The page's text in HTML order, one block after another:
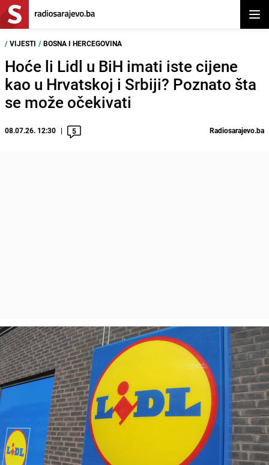
/ VIJESTI / BOSNA I HERCEGOVINA
Hoće li Lidl u BiH imati iste cijene
kao u Hrvatskoj i Srbiji? Poznato šta
se može očekivati
08.07.26. 12:30 5 Radiosarajevo.ba